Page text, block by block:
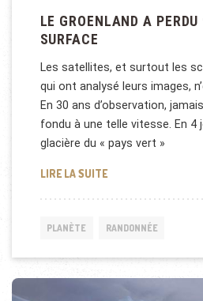
LE GROENLAND A
SURFACE
Les satellites, et surtout les
qui ont analysé leurs images,
En 30 ans d’observation,
fondu à une telle vitesse. En 4
glacière du « pays vert »
LIRE LA SUITELE GROENLAND A
PLANÈTE RANDONNÉE